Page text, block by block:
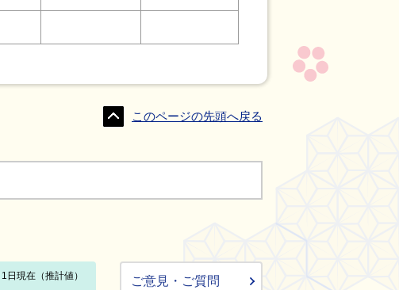
このページの先頭へ戻る
ご意見・ご質問